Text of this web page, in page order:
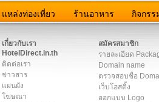
แหล่งท่องเที่ยว ร้านอาหาร กิจกรร
เกี่ยวกับเรา
HotelDirect.in.th
ติดต่อเรา
ข่าวสาร
แผนผัง
โฆษณา
สมัครสมาชิก
รายละเอียด
Domain name
ตรวจสอบชื่อ
เว็บโฮสติ้ง
ออกแบบ Logo